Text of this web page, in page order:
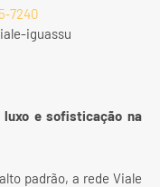
iguassu
luxo e sofisticação na
padrão, a rede Viale